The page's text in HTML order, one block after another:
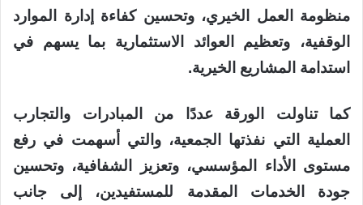
منظومة العمل الخيري، وتحسين كفاءة إدارة الموارد
الوقفية، وتعظيم العوائد الاستثمارية بما يسهم في
استدامة المشاريع الخيرية.
كما تناولت الورقة عددًا من المبادرات والتجارب
العملية التي نفذتها الجمعية، والتي أسهمت في رفع
مستوى الأداء المؤسسي، وتعزيز الشفافية، وتحسين
جودة الخدمات المقدمة للمستفيدين، إلى جانب